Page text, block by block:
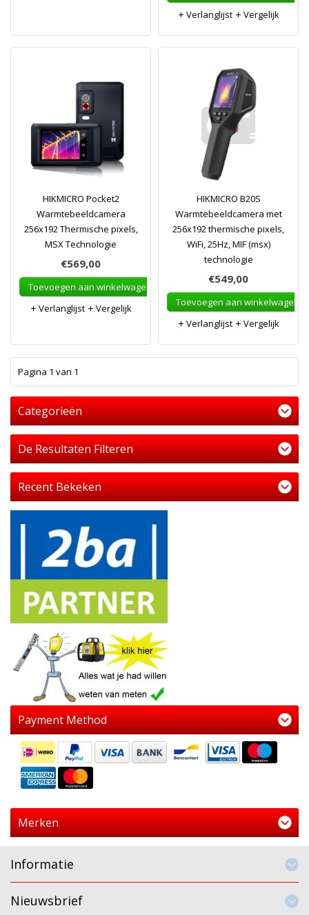
Verlanglijst
Vergelijk
HIKMICRO Pocket2
Warmtebeeldcamera
256x192 Thermische pixels,
MSX Technologie
€569,00
Toevoegen aan winkelwagen
Verlanglijst
Vergelijk
HIKMICRO B20S
Warmtebeeldcamera met
256x192 thermische pixels,
WiFi, 25Hz, MIF (msx)
technologie
€549,00
Toevoegen aan winkelwagen
Verlanglijst
Vergelijk
Pagina 1 van 1
Categorieën
De Resultaten Filteren
Recent Bekeken
Payment Method
Merken
Informatie
Nieuwsbrief